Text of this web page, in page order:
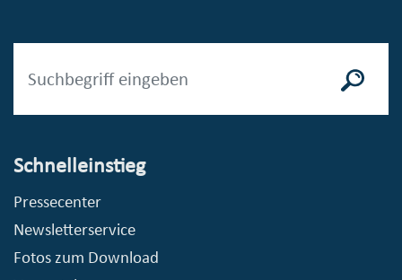
Schnelleinstieg
Pressecenter
Newsletterservice
Fotos zum Download